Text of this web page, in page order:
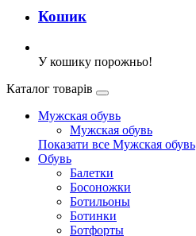
Кошик
У кошику порожньо!
Каталог товарів
Мужская обувь
Мужская обувь
Показати все Мужская обувь
Обувь
Балетки
Босоножки
Ботильоны
Ботинки
Ботфорты